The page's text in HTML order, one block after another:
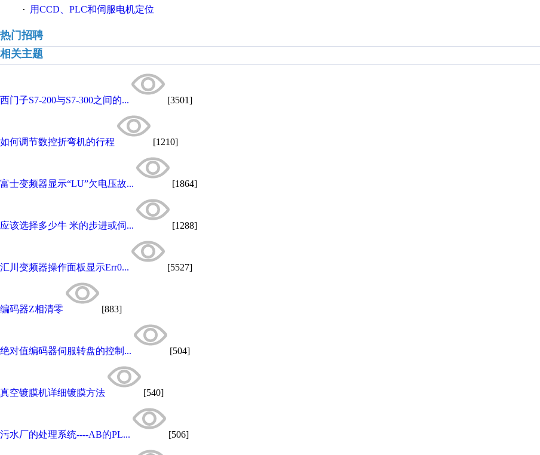
· 用CCD、PLC和伺服电机定位
热门招聘
相关主题
西门子S7-200与S7-300之间的... [3501]
如何调节数控折弯机的行程 [1210]
富士变频器显示“LU”欠电压故... [1864]
应该选择多少牛 米的步进或伺... [1288]
汇川变频器操作面板显示Err0... [5527]
编码器Z相清零 [883]
绝对值编码器伺服转盘的控制... [504]
真空镀膜机详细镀膜方法 [540]
污水厂的处理系统----AB的PL... [506]